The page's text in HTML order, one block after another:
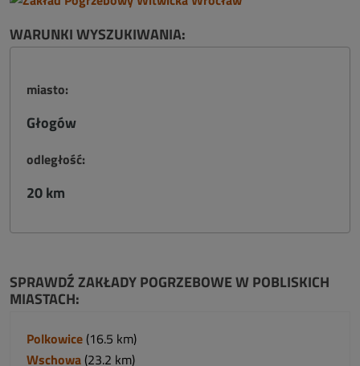
WARUNKI WYSZUKIWANIA:
miasto:
Głogów
odległość:
20 km
SPRAWDŹ ZAKŁADY POGRZEBOWE W POBLISKICH
MIASTACH:
Polkowice (16.5 km)
Wschowa (23.2 km)